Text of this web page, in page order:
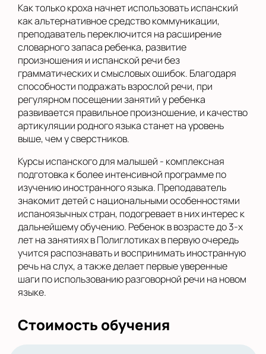
Как только кроха начнет использовать испанский
как альтернативное средство коммуникации,
преподаватель переключится на расширение
словарного запаса ребенка, развитие
произношения и испанской речи без
грамматических и смысловых ошибок. Благодаря
способности подражать взрослой речи, при
регулярном посещении занятий у ребенка
развивается правильное произношение, и качество
артикуляции родного языка станет на уровень
выше, чем у сверстников.
Курсы испанского для малышей - комплексная
подготовка к более интенсивной программе по
изучению иностранного языка. Преподаватель
знакомит детей с национальными особенностями
испаноязычных стран, подогревает в них интерес к
дальнейшему обучению. Ребенок в возрасте до 3-х
лет на занятиях в Полиглотиках в первую очередь
учится распознавать и воспринимать иностранную
речь на слух, а также делает первые уверенные
шаги по использованию разговорной речи на новом
языке.
Стоимость обучения